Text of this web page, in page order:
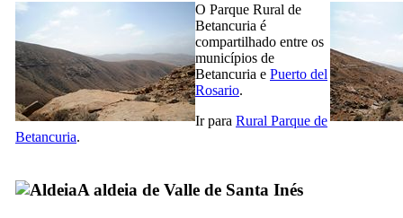
O Parque Rural de
Betancuria é
compartilhado entre os
municípios de
Betancuria e Puerto del
Rosario.
Ir para Rural Parque de
Betancuria.
A aldeia de Valle de Santa Inés